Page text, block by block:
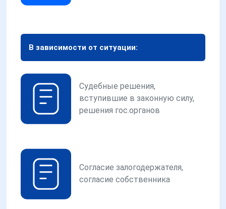
В зависимости от ситуации:
Судебные решения,
вступившие в законную силу,
решения гос.органов
Согласие залогодержателя,
согласие собственника